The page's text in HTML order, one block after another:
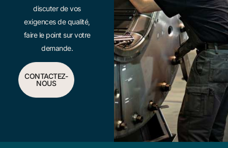
discuter de vos
exigences de qualité,
faire le point sur votre
demande.
CONTACTEZ-
NOUS